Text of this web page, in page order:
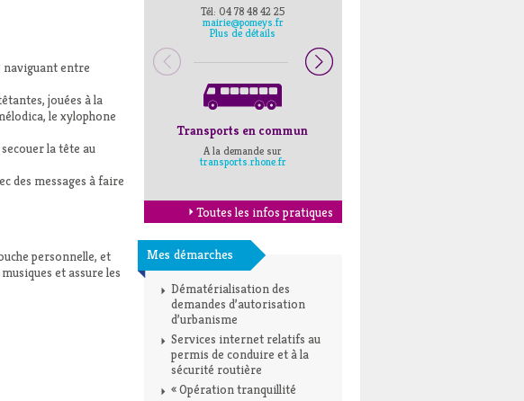
naviguant entre
jouées à la
le xylophone
la tête au
des messages à faire
personnelle, et
et assure les
Tél: 04 78 48 42 25
mairie@pomeys.fr
Plus de détails
Transports en commun
A la demande sur
transports.rhone.fr
Toutes les infos pratiques
Mes démarches
Dématérialisation des
demandes d’autorisation
d’urbanisme
Services internet relatifs au
permis de conduire et à la
sécurité routière
« Opération tranquillité